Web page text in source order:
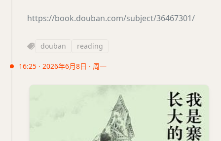
https://book.douban.com/subject/36467301/
douban reading
16:25 · 2026年6月8日 · 周一